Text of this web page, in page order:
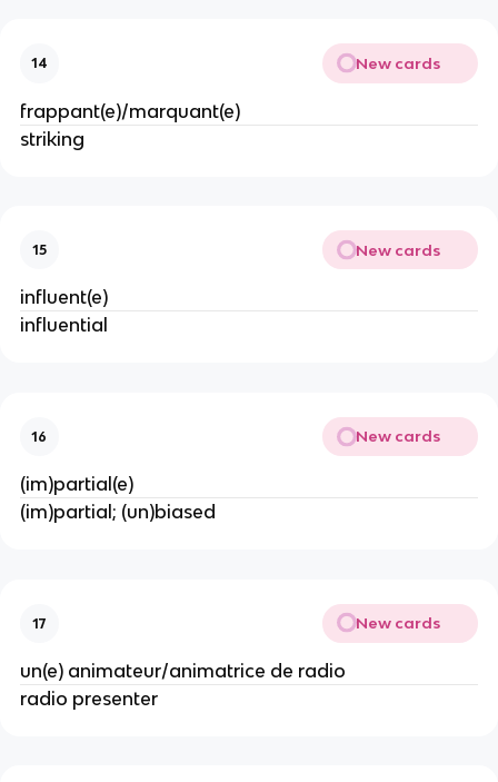
14 New cards
frappant(e)/marquant(e)
striking
15 New cards
influent(e)
influential
16 New cards
(im)partial(e)
(im)partial; (un)biased
17 New cards
un(e) animateur/animatrice de radio
radio presenter